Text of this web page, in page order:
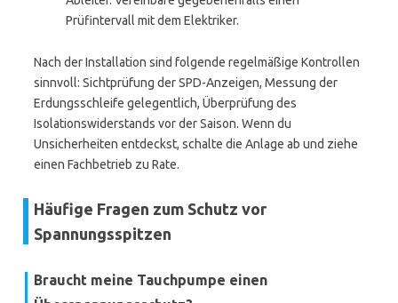
Prüfintervall mit dem Elektriker.
Nach der Installation sind folgende regelmäßige Kontrollen
sinnvoll: Sichtprüfung der SPD-Anzeigen, Messung der
Erdungsschleife gelegentlich, Überprüfung des
Isolationswiderstands vor der Saison. Wenn du
Unsicherheiten entdeckst, schalte die Anlage ab und ziehe
einen Fachbetrieb zu Rate.
Häufige Fragen zum Schutz vor
Spannungsspitzen
Braucht meine Tauchpumpe einen